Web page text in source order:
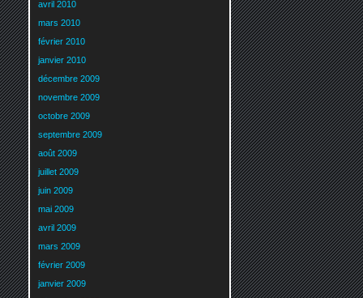
avril 2010
mars 2010
février 2010
janvier 2010
décembre 2009
novembre 2009
octobre 2009
septembre 2009
août 2009
juillet 2009
juin 2009
mai 2009
avril 2009
mars 2009
février 2009
janvier 2009